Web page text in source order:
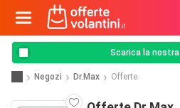
Scarica la
Negozi Dr.Max Offerte